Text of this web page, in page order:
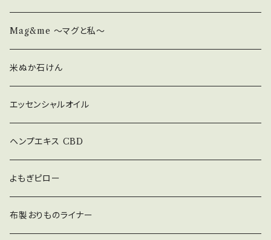
Mag&me ～マグと私～
米ぬか石けん
エッセンシャルオイル
ヘンプエキス CBD
よもぎピロー
布製おりものライナー